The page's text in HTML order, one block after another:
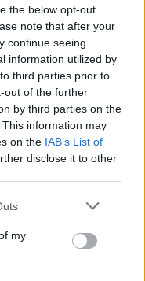
the below opt-out
note that after your
continue seeing
information utilized by
third parties prior to
out of the further
by third parties on the
This information may
on the IAB’s List of
disclose it to other
one or more Google
You may click to
third-party tags to
in below Google
my
vs